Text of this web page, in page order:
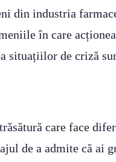
din industria
în care
situațiilor de criză
care face
de a admite că ai